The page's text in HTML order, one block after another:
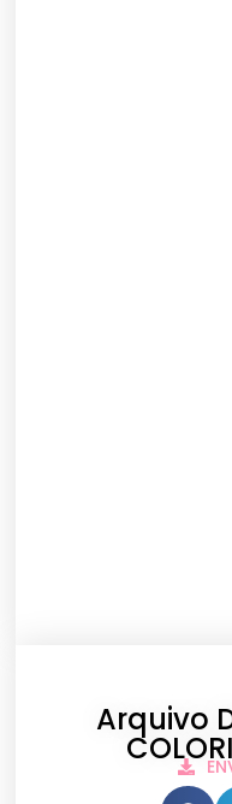
Arquivo